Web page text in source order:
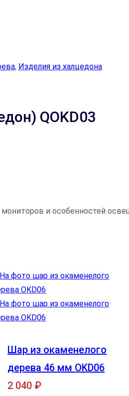
, Изделия из халцедона
QOKD03
и особенностей
Шар из окаменелого
дерева 46 мм OKD06
2 040 ₽